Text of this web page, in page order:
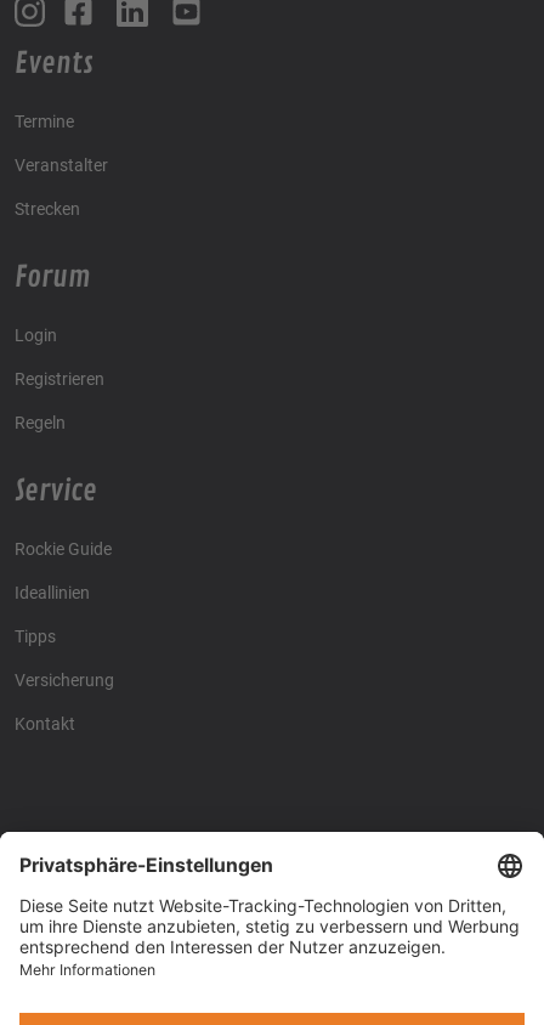
Events
Termine
Veranstalter
Strecken
Forum
Login
Registrieren
Regeln
Service
Rockie Guide
Ideallinien
Tipps
Versicherung
Kontakt
Racing4fun - Alles über
Racing4fun - Alles über